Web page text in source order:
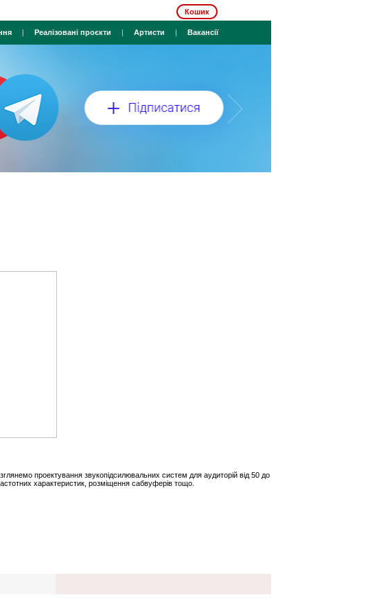
Кошик
| Реалізовані проєкти | Артисти | Вакансії
проектування звукопідсилювальних систем для аудиторій від 50 до
характеристик, розміщення сабвуферів тощо.